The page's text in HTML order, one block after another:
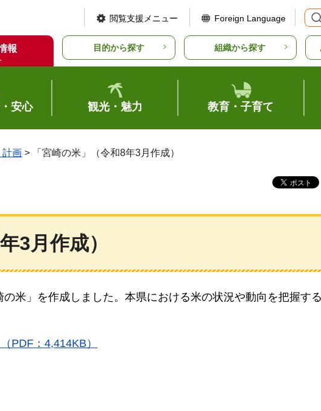
閲覧支援メニュー Foreign Language
報 目的から探す 組織から探す
安心 観光・魅力 教育・子育て
計画 > 「宮崎の米」（令和8年3月作成）
3月作成）
米」を作成しました。本県における米の状況や動向を把握す
PDF：4,414KB）